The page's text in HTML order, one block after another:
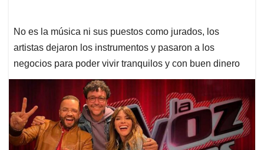
No es la música ni sus puestos como jurados, los
artistas dejaron los instrumentos y pasaron a los
negocios para poder vivir tranquilos y con buen dinero